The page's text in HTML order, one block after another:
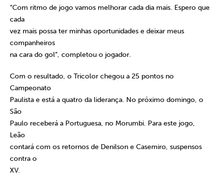
“Com ritmo de jogo vamos melhorar cada dia mais. Espero que
cada
vez mais possa ter minhas oportunidades e deixar meus
companheiros
na cara do gol”, completou o jogador.
Com o resultado, o Tricolor chegou a 25 pontos no
Campeonato
Paulista e está a quatro da liderança. No próximo domingo, o
São
Paulo receberá a Portuguesa, no Morumbi. Para este jogo,
Leão
contará com os retornos de Denilson e Casemiro, suspensos
contra o
XV.